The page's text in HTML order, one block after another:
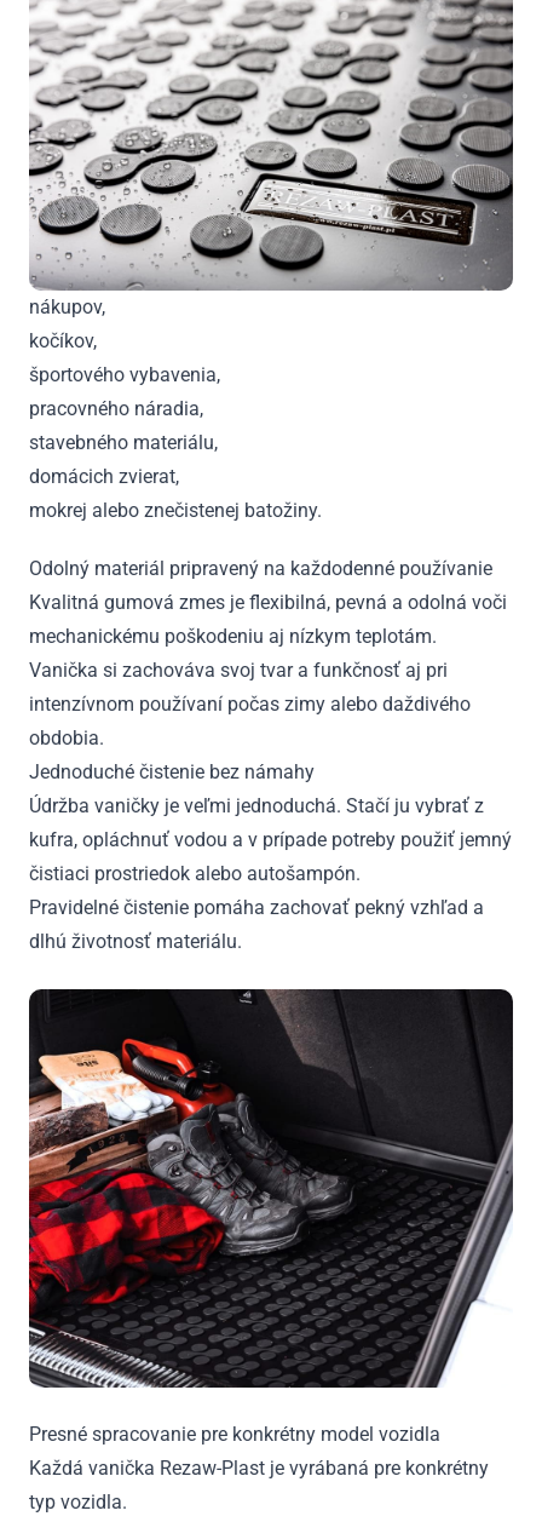
nákupov,
kočíkov,
športového vybavenia,
pracovného náradia,
stavebného materiálu,
domácich zvierat,
mokrej alebo znečistenej batožiny.
Odolný materiál pripravený na každodenné používanie
Kvalitná gumová zmes je flexibilná, pevná a odolná voči
mechanickému poškodeniu aj nízkym teplotám.
Vanička si zachováva svoj tvar a funkčnosť aj pri
intenzívnom používaní počas zimy alebo daždivého
obdobia.
Jednoduché čistenie bez námahy
Údržba vaničky je veľmi jednoduchá. Stačí ju vybrať z
kufra, opláchnuť vodou a v prípade potreby použiť jemný
čistiaci prostriedok alebo autošampón.
Pravidelné čistenie pomáha zachovať pekný vzhľad a
dlhú životnosť materiálu.
Presné spracovanie pre konkrétny model vozidla
Každá vanička Rezaw-Plast je vyrábaná pre konkrétny
typ vozidla.